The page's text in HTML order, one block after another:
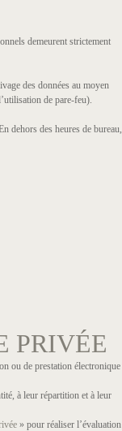
demeurent strictement
des données au moyen
de pare-feu).
dehors des heures de bureau,
PRIVÉE
ou de prestation électronique
à leur répartition et à leur
» pour réaliser l’évaluation